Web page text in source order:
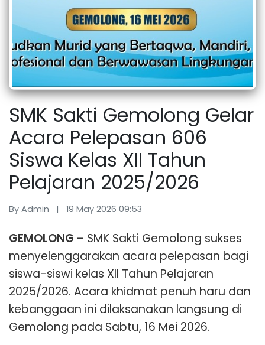
SMK Sakti Gemolong Gelar
Acara Pelepasan 606
Siswa Kelas XII Tahun
Pelajaran 2025/2026
By Admin | 19 May 2026 09:53
GEMOLONG – SMK Sakti Gemolong sukses
menyelenggarakan acara pelepasan bagi
siswa-siswi kelas XII Tahun Pelajaran
2025/2026. Acara khidmat penuh haru dan
kebanggaan ini dilaksanakan langsung di
Gemolong pada Sabtu, 16 Mei 2026.